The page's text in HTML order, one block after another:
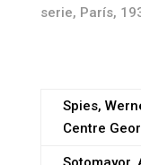
serie, París,
Spies,
Centre